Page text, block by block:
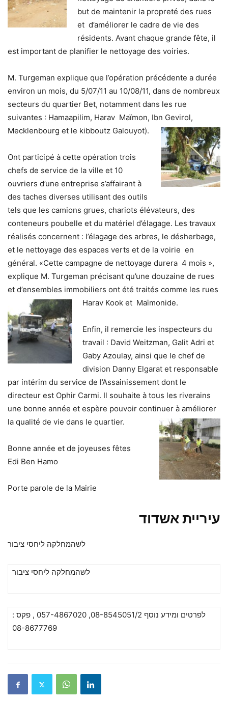
but de maintenir la propreté des rues
et d’améliorer le cadre de vie des
résidents. Avant chaque grande fête, il
est important de planifier le nettoyage des voiries.
M. Turgeman explique que l’opération précédente a durée
environ un mois, du 5/07/11 au 10/08/11, dans de nombreux
secteurs du quartier Bet, notamment dans les rue
suivantes : Hamaapilim, Harav Maïmon, Ibn Gevirol,
Mecklenbourg et le kibboutz Galouyot).
Ont participé à cette opération trois
chefs de service de la ville et 10
ouvriers d’une entreprise s’affairant à
des taches diverses utilisant des outils
tels que les camions grues, chariots élévateurs, des
conteneurs poubelle et du matériel d’élagage. Les travaux
réalisés concernent : l’élagage des arbres, le désherbage,
et le nettoyage des espaces verts et de la voirie en
général. «Cette campagne de nettoyage durera 4 mois »,
explique M. Turgeman précisant qu’une douzaine de rues
et d’ensembles immobiliers ont été traités comme les rues
Harav Kook et Maïmonide.
Enfin, il remercie les inspecteurs du
travail : David Weitzman, Galit Adri et
Gaby Azoulay, ainsi que le chef de
division Danny Elgarat et responsable
par intérim du service de l’Assainissement dont le
directeur est Ophir Carmi. Il souhaite à tous les riverains
une bonne année et espère pouvoir continuer à améliorer
la qualité de vie dans le quartier.
Bonne année et de joyeuses fêtes
Edi Ben Hamo
Porte parole de la Mairie
עיריית אשדוד
לשהמחלקה ליחסי ציבור
לשהמחלקה ליחסי ציבור
לפרטים ומידע נוסף 08-8545051/2, 057-4867020 , פקס :
08-8677769